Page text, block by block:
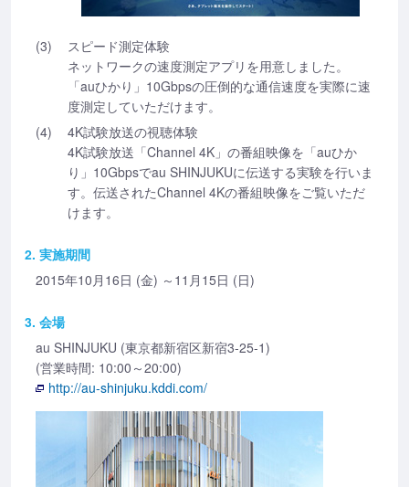
(3)
スピード測定体験
ネットワークの速度測定アプリを用意しました。
「auひかり」10Gbpsの圧倒的な通信速度を実際に速
度測定していただけます。
(4)
4K試験放送の視聴体験
4K試験放送「Channel 4K」の番組映像を「auひか
り」10Gbpsでau SHINJUKUに伝送する実験を行いま
す。伝送されたChannel 4Kの番組映像をご覧いただ
けます。
2. 実施期間
2015年10月16日 (金) ～11月15日 (日)
3. 会場
au SHINJUKU (東京都新宿区新宿3-25-1)
(営業時間: 10:00～20:00)
http://au-shinjuku.kddi.com/